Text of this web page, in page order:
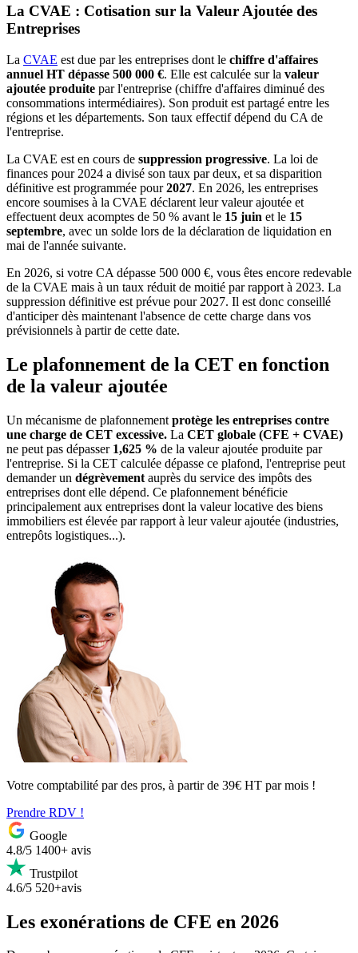
La CVAE : Cotisation sur la Valeur Ajoutée des
Entreprises
La CVAE est due par les entreprises dont le chiffre d'affaires
annuel HT dépasse 500 000 €. Elle est calculée sur la valeur
ajoutée produite par l'entreprise (chiffre d'affaires diminué des
consommations intermédiaires). Son produit est partagé entre les
régions et les départements. Son taux effectif dépend du CA de
l'entreprise.
La CVAE est en cours de suppression progressive. La loi de
finances pour 2024 a divisé son taux par deux, et sa disparition
définitive est programmée pour2027. En 2026, les entreprises
encore soumises à la CVAE déclarent leur valeur ajoutée et
effectuent deux acomptes de 50 % avant le 15 juin et le 15
septembre, avec un solde lors de la déclaration de liquidation en
mai de l'année suivante.
En 2026, si votre CA dépasse 500 000 €, vous êtes encore redevable
de la CVAE mais à un taux réduit de moitié par rapport à 2023. La
suppression définitive est prévue pour 2027. Il est donc conseillé
d'anticiper dès maintenant l'absence de cette charge dans vos
prévisionnels à partir de cette date.
Le plafonnement de la CET en fonction
de la valeur ajoutée
Un mécanisme de plafonnement protège les entreprises contre
une charge de CET excessive. La CET globale (CFE + CVAE)
ne peut pas dépasser 1,625 % de la valeur ajoutée produite par
l'entreprise. Si la CET calculée dépasse ce plafond, l'entreprise peut
demander un dégrèvement auprès du service des impôts des
entreprises dont elle dépend. Ce plafonnement bénéficie
principalement aux entreprises dont la valeur locative des biens
immobiliers est élevée par rapport à leur valeur ajoutée (industries,
entrepôts logistiques...).
Votre comptabilité par des pros, à partir de 39€ HT par mois !
Prendre RDV !
Google
4.8/5 1400+ avis
Trustpilot
4.6/5 520+avis
Les exonérations de CFE en 2026